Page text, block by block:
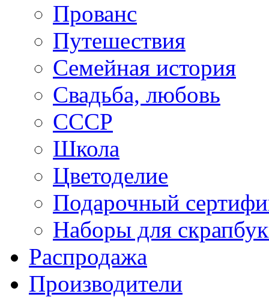
Прованс
Путешествия
Семейная история
Свадьба, любовь
СССР
Школа
Цветоделие
Подарочный
Наборы для
Распродажа
Производители